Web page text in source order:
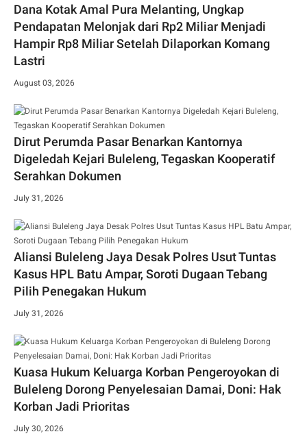
Dana Kotak Amal Pura Melanting, Ungkap
Pendapatan Melonjak dari Rp2 Miliar Menjadi
Hampir Rp8 Miliar Setelah Dilaporkan Komang
Lastri
August 03, 2026
Dirut Perumda Pasar Benarkan Kantornya
Digeledah Kejari Buleleng, Tegaskan Kooperatif
Serahkan Dokumen
July 31, 2026
Aliansi Buleleng Jaya Desak Polres Usut Tuntas
Kasus HPL Batu Ampar, Soroti Dugaan Tebang
Pilih Penegakan Hukum
July 31, 2026
Kuasa Hukum Keluarga Korban Pengeroyokan di
Buleleng Dorong Penyelesaian Damai, Doni: Hak
Korban Jadi Prioritas
July 30, 2026